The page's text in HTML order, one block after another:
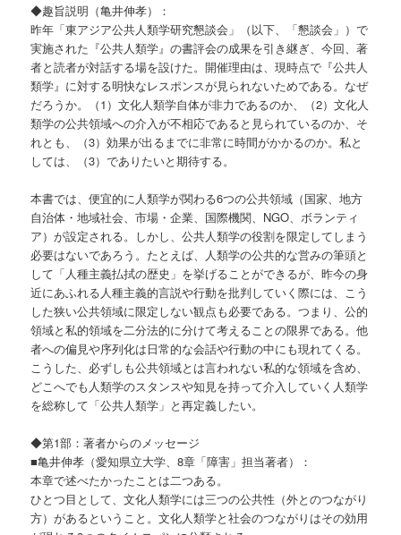
◆趣旨説明（亀井伸孝）：
昨年「東アジア公共人類学研究懇談会」（以下、「懇談会」）で
実施された『公共人類学』の書評会の成果を引き継ぎ、今回、著
者と読者が対話する場を設けた。開催理由は、現時点で『公共人
類学』に対する明快なレスポンスが見られないためである。なぜ
だろうか。（1）文化人類学自体が非力であるのか、（2）文化人
類学の公共領域への介入が不相応であると見られているのか、そ
れとも、（3）効果が出るまでに非常に時間がかかるのか。私と
しては、（3）でありたいと期待する。
本書では、便宜的に人類学が関わる6つの公共領域（国家、地方
自治体・地域社会、市場・企業、国際機関、NGO、ボランティ
ア）が設定される。しかし、公共人類学の役割を限定してしまう
必要はないであろう。たとえば、人類学の公共的な営みの筆頭と
して「人種主義払拭の歴史」を挙げることができるが、昨今の身
近にあふれる人種主義的言説や行動を批判していく際には、こう
した狭い公共領域に限定しない観点も必要である。つまり、公的
領域と私的領域を二分法的に分けて考えることの限界である。他
者への偏見や序列化は日常的な会話や行動の中にも現れてくる。
こうした、必ずしも公共領域とは言われない私的な領域を含め、
どこへでも人類学のスタンスや知見を持って介入していく人類学
を総称して「公共人類学」と再定義したい。
◆第1部：著者からのメッセージ
■亀井伸孝（愛知県立大学、8章「障害」担当著者）：
本章で述べたかったことは二つある。
ひとつ目として、文化人類学には三つの公共性（外とのつながり
方）があるということ。文化人類学と社会のつながりはその効用